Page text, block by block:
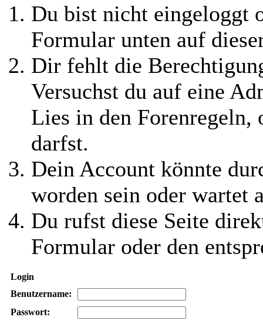
Du bist nicht eingeloggt
Formular unten auf
Dir fehlt die
Versuchst du auf eine
Lies in den Forenregeln,
darfst.
Dein Account könnte
worden sein oder wartet
Du rufst diese Seite
Formular oder den
Login
Benutzername:
Passwort: